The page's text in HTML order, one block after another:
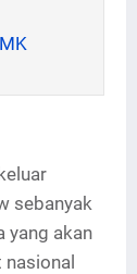
sebanyak
yang akan